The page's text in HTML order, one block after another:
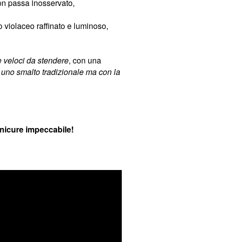
passa inosservato,
violaceo raffinato e luminoso,
veloci da stendere, con una
smalto tradizionale ma con la
impeccabile!